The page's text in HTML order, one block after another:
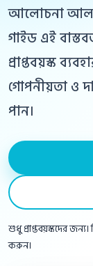
আলোচনা
গাইড এই
প্রাপ্তবয়স্ক
গোপনীয়তা ও
পান।
শুধু প্রাপ্তবয়স্কদের
করুন।